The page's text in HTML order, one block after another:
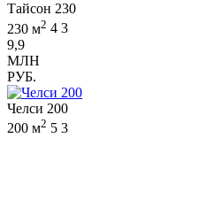
Тайсон 230
230 м2 4 3
9,9
МЛН
РУБ.
Челси 200
200 м2 5 3